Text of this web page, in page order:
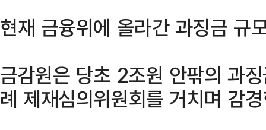
현재 금융위에 올라간 과징금
금감원은 당초 2조원 안팎의 과
례 제재심의위원회를 거치며 감